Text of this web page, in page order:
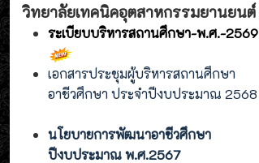
วิทยาลัยเทคนิคอุตสาหกรรมยานยนต์
ระเบียบบริหารสถานศึกษา-พ.ศ.-2569
เอกสารประชุมผู้บริหารสถานศึกษา
อาชีวศึกษา ประจำปีงบประมาณ 2568
นโยบายการพัฒนาอาชีวศึกษา
ปีงบประมาณ พ.ศ.2567